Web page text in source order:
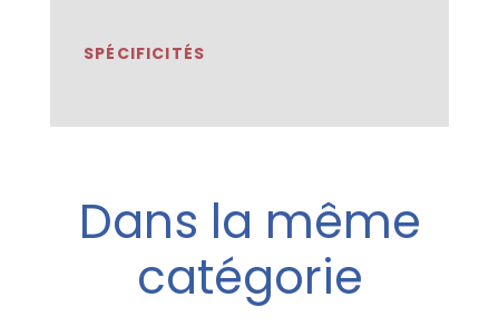
SPÉCIFICITÉS
Dans la même
catégorie